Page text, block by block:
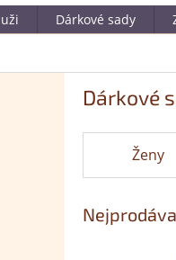
Dárkové sady
Dárkové
Ženy